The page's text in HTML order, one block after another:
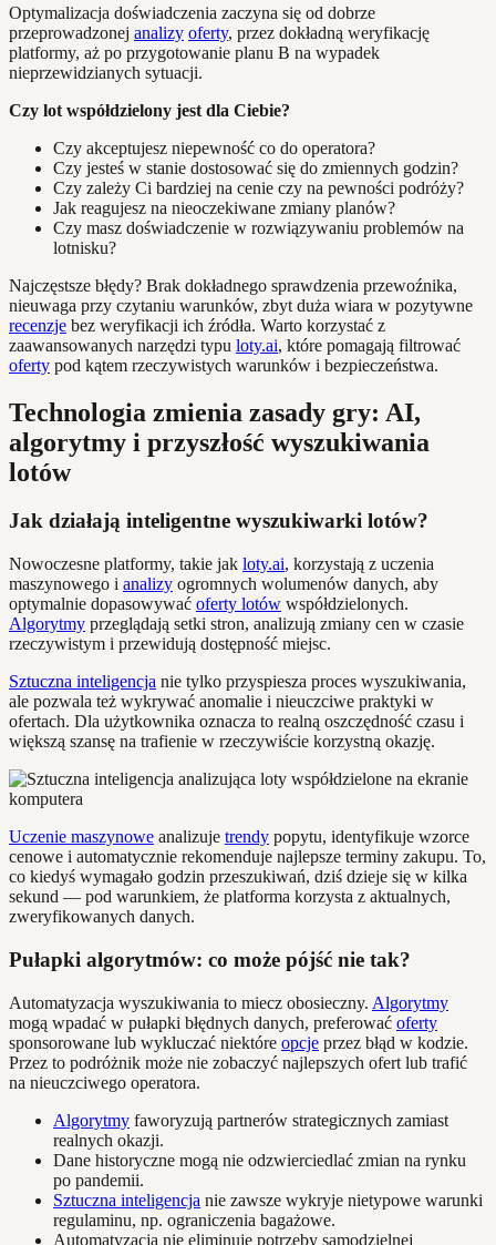
Optymalizacja doświadczenia zaczyna się od dobrze
przeprowadzonej analizy oferty, przez dokładną weryfikację
platformy, aż po przygotowanie planu B na wypadek
nieprzewidzianych sytuacji.
Czy lot współdzielony jest dla Ciebie?
Czy akceptujesz niepewność co do operatora?
Czy jesteś w stanie dostosować się do zmiennych godzin?
Czy zależy Ci bardziej na cenie czy na pewności podróży?
Jak reagujesz na nieoczekiwane zmiany planów?
Czy masz doświadczenie w rozwiązywaniu problemów na
lotnisku?
Najczęstsze błędy? Brak dokładnego sprawdzenia przewoźnika,
nieuwaga przy czytaniu warunków, zbyt duża wiara w pozytywne
recenzje bez weryfikacji ich źródła. Warto korzystać z
zaawansowanych narzędzi typu loty.ai, które pomagają filtrować
oferty pod kątem rzeczywistych warunków i bezpieczeństwa.
Technologia zmienia zasady gry: AI,
algorytmy i przyszłość wyszukiwania
lotów
Jak działają inteligentne wyszukiwarki lotów?
Nowoczesne platformy, takie jak loty.ai, korzystają z uczenia
maszynowego i analizy ogromnych wolumenów danych, aby
optymalnie dopasowywać oferty lotów współdzielonych.
Algorytmy przeglądają setki stron, analizują zmiany cen w czasie
rzeczywistym i przewidują dostępność miejsc.
Sztuczna inteligencja nie tylko przyspiesza proces wyszukiwania,
ale pozwala też wykrywać anomalie i nieuczciwe praktyki w
ofertach. Dla użytkownika oznacza to realną oszczędność czasu i
większą szansę na trafienie w rzeczywiście korzystną okazję.
Uczenie maszynowe analizuje trendy popytu, identyfikuje wzorce
cenowe i automatycznie rekomenduje najlepsze terminy zakupu. To,
co kiedyś wymagało godzin przeszukiwań, dziś dzieje się w kilka
sekund — pod warunkiem, że platforma korzysta z aktualnych,
zweryfikowanych danych.
Pułapki algorytmów: co może pójść nie tak?
Automatyzacja wyszukiwania to miecz obosieczny. Algorytmy
mogą wpadać w pułapki błędnych danych, preferować oferty
sponsorowane lub wykluczać niektóre opcje przez błąd w kodzie.
Przez to podróżnik może nie zobaczyć najlepszych ofert lub trafić
na nieuczciwego operatora.
Algorytmy faworyzują partnerów strategicznych zamiast
realnych okazji.
Dane historyczne mogą nie odzwierciedlać zmian na rynku
po pandemii.
Sztuczna inteligencja nie zawsze wykryje nietypowe warunki
regulaminu, np. ograniczenia bagażowe.
Automatyzacja nie eliminuje potrzeby samodzielnej